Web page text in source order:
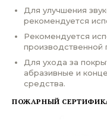
Для улучшения
рекомендуется
Рекомендуется
производственной
Для ухода за
абразивные и
средства.
ПОЖАРНЫЙ